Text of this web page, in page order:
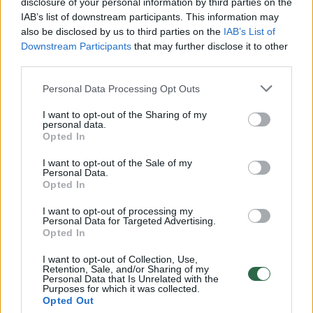
IAB’s list of downstream participants. This information may
also be disclosed by us to third parties on the IAB’s List of
Downstream Participants that may further disclose it to other
Personal Data Processing Opt Outs
I want to opt-out of the Sharing of my
personal data.
Opted In
I want to opt-out of the Sale of my
Personal Data.
Opted In
I want to opt-out of processing my
Personal Data for Targeted Advertising.
Opted In
I want to opt-out of Collection, Use,
Retention, Sale, and/or Sharing of my
Personal Data that Is Unrelated with the
Purposes for which it was collected.
Opted Out
00:00:30
Vaizdai iš tragiškos avarijos Vilniaus r.: dviejų moterų ir
vaiko gyvybių išgelbėti nepavyko
Savaitės vidurys nusimato karštas: temperatūra kils iki
32 laipsnių šilumos
vaizdas pribloškia
Žinios
00:00:55
Avarija Vilniuje: į stotelę įsirėžęs automobilis sužalojo
dvi moteris